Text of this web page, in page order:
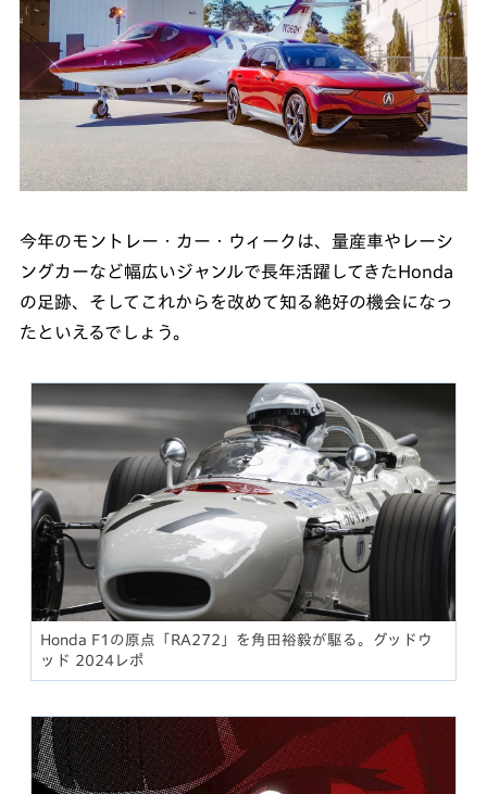
今年のモントレー・カー・ウィークは、量産車やレーシ
ングカーなど幅広いジャンルで長年活躍してきたHonda
の足跡、そしてこれからを改めて知る絶好の機会になっ
たといえるでしょう。
Honda F1の原点「RA272」を角田裕毅が駆る。グッドウ
ッド 2024レポ